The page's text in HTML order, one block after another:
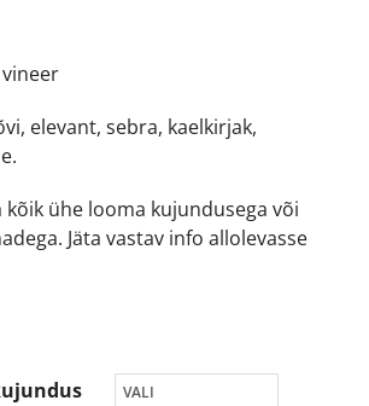
elevant, sebra, kaelkirjak,
ühe looma kujundusega või
Jäta vastav info allolevasse